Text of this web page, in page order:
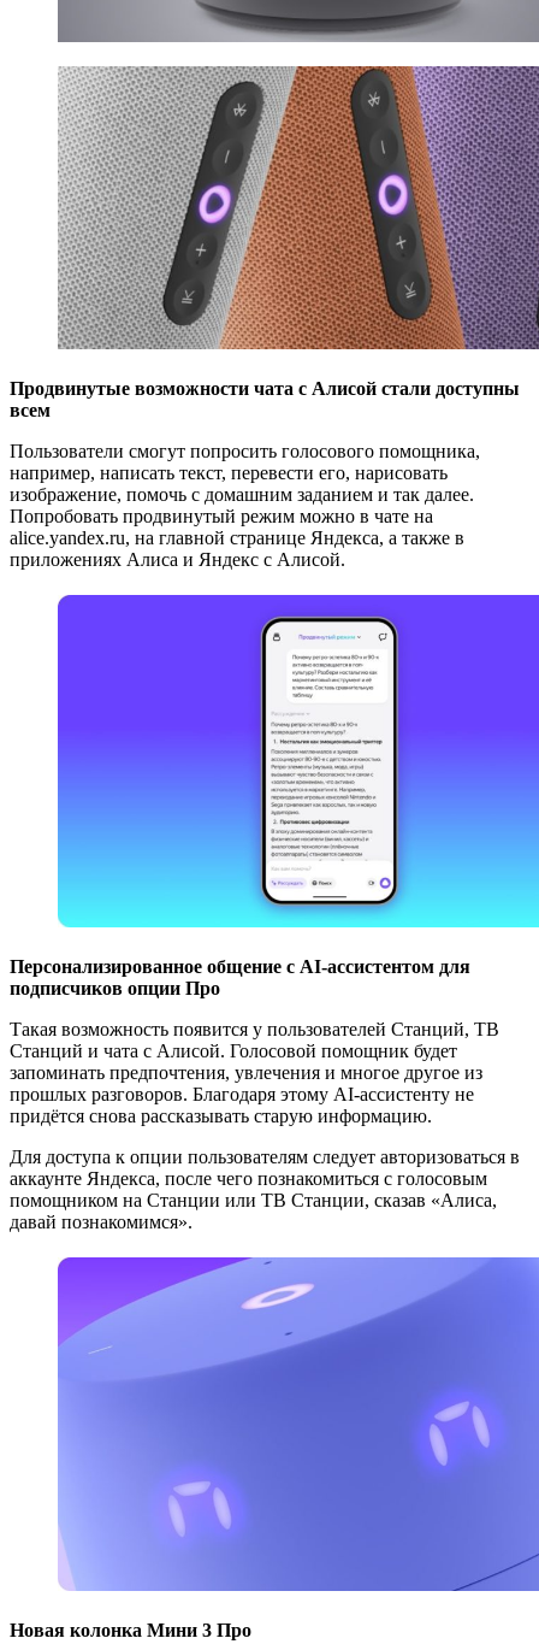
Продвинутые возможности чата с Алисой стали доступны
всем
Пользователи смогут попросить голосового помощника,
например, написать текст, перевести его, нарисовать
изображение, помочь с домашним заданием и так далее.
Попробовать продвинутый режим можно в чате на
alice.yandex.ru, на главной странице Яндекса, а также в
приложениях Алиса и Яндекс с Алисой.
Персонализированное общение с AI‑ассистентом для
подписчиков опции Про
Такая возможность появится у пользователей Станций, ТВ
Станций и чата с Алисой. Голосовой помощник будет
запоминать предпочтения, увлечения и многое другое из
прошлых разговоров. Благодаря этому AI‑ассистенту не
придётся снова рассказывать старую информацию.
Для доступа к опции пользователям следует авторизоваться в
аккаунте Яндекса, после чего познакомиться с голосовым
помощником на Станции или ТВ Станции, сказав «Алиса,
давай познакомимся».
Новая колонка Мини 3 Про